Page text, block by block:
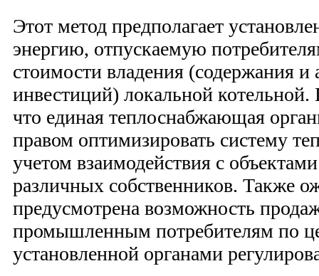
Этот метод предполагает
энергию, отпускаемую
стоимости владения (содержания и
инвестиций) локальной
что единая теплоснабжающая
правом оптимизировать систему
учетом взаимодействия с
различных собственников. Также
предусмотрена возможность
промышленным потребителям по
установленной органами